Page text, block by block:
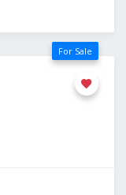
For Sale